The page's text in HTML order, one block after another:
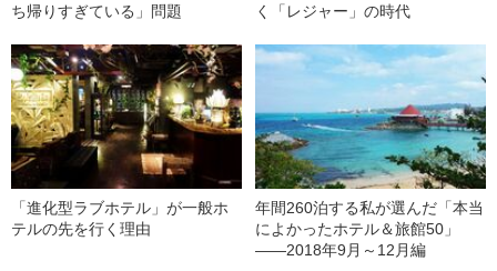
ち帰りすぎている」問題
く「レジャー」の時代
「進化型ラブホテル」が一般ホ
テルの先を行く理由
年間260泊する私が選んだ「本当
によかったホテル＆旅館50」
――2018年9月～12月編